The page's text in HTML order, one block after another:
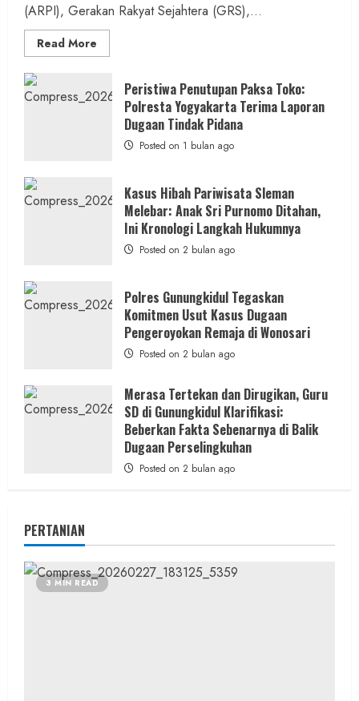
(ARPI), Gerakan Rakyat Sejahtera (GRS),...
Read More
more
Pelecehan
Anak
Bantul:
Aliansi
Kawal
Sampai
Tuntas
Peristiwa Penutupan Paksa Toko:
Polresta Yogyakarta Terima Laporan
Dugaan Tindak Pidana
Posted on 1 bulan ago
Kasus Hibah Pariwisata Sleman
Melebar: Anak Sri Purnomo Ditahan,
Ini Kronologi Langkah Hukumnya
Posted on 2 bulan ago
Polres Gunungkidul Tegaskan
Komitmen Usut Kasus Dugaan
Pengeroyokan Remaja di Wonosari
Posted on 2 bulan ago
Merasa Tertekan dan Dirugikan, Guru
SD di Gunungkidul Klarifikasi:
Beberkan Fakta Sebenarnya di Balik
Dugaan Perselingkuhan
Posted on 2 bulan ago
PERTANIAN
3 MIN READ